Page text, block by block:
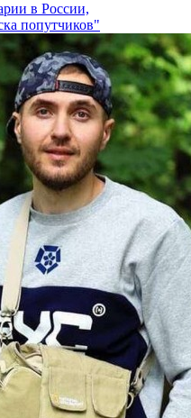
в России,
попутчиков"